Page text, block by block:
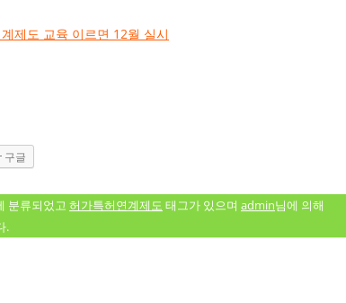
제도 교육 이르면 12월 실시
구글
분류되었고 허가특허연계제도 태그가 있으며 admin님에 의해
.